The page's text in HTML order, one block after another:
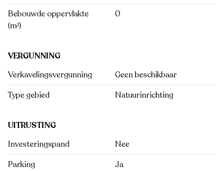
Bebouwde oppervlakte
(m²)
0
VERGUNNING
Verkavelingsvergunning
Geen beschikbaar
Type gebied
Natuurinrichting
UITRUSTING
Investeringspand
Nee
Parking
Ja